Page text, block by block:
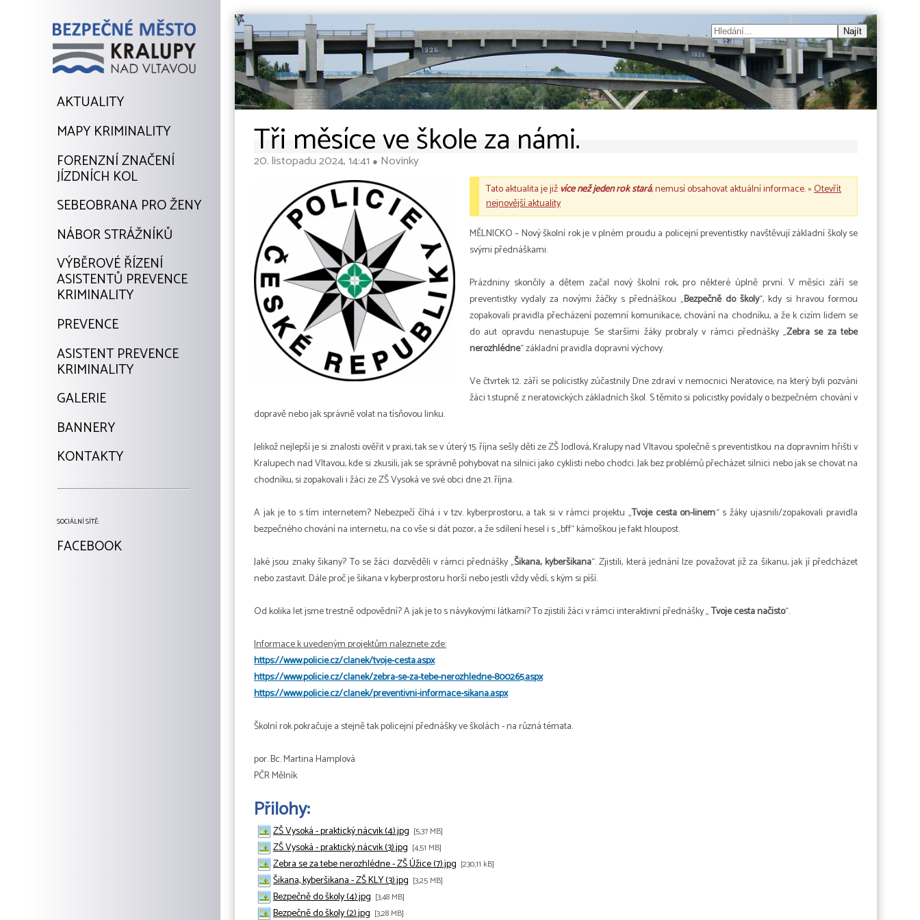
AKTUALITY
MAPY KRIMINALITY
FORENZNÍ ZNAČENÍ
JÍZDNÍCH KOL
SEBEOBRANA PRO ŽENY
NÁBOR STRÁŽNÍKŮ
VÝBĚROVÉ ŘÍZENÍ
ASISTENTŮ PREVENCE
KRIMINALITY
PREVENCE
ASISTENT PREVENCE
KRIMINALITY
GALERIE
BANNERY
KONTAKTY
SOCIÁLNÍ SÍTĚ:
FACEBOOK
Tři měsíce ve škole za námi.
20. listopadu 2024, 14:41 ● Novinky
Tato aktualita je jižvíce než jeden rok stará, nemusí obsahovat aktuální informace. »Otevřít
nejnovější aktuality
MĚLNICKO – Nový školní rok je v plném proudu a policejní preventistky navštěvují základní školy se
svými přednáškami.
Prázdniny skončily a dětem začal nový školní rok, pro některé úplně první. V měsíci září se
preventistky vydaly za novými žáčky s přednáškou „Bezpečně do školy“, kdy si hravou formou
zopakovali pravidla přecházení pozemní komunikace, chování na chodníku, a že k cizím lidem se
do aut opravdu nenastupuje. Se staršími žáky probraly v rámci přednášky „Zebra se za tebe
nerozhlédne“ základní pravidla dopravní výchovy.
Ve čtvrtek 12. září se policistky zúčastnily Dne zdraví v nemocnici Neratovice, na který byli pozváni
žáci 1.stupně z neratovických základních škol. S těmito si policistky povídaly o bezpečném chování v
dopravě nebo jak správně volat na tísňovou linku.
Jelikož nejlepší je si znalosti ověřit v praxi, tak se v úterý 15. října sešly děti ze ZŠ Jodlová, Kralupy nad Vltavou společně s preventistkou na dopravním hřišti v
Kralupech nad Vltavou, kde si zkusili, jak se správně pohybovat na silnici jako cyklisti nebo chodci. Jak bez problémů přecházet silnici nebo jak se chovat na
chodníku, si zopakovali i žáci ze ZŠ Vysoká ve své obci dne 21. října.
A jak je to s tím internetem? Nebezpečí číhá i v tzv. kyberprostoru, a tak si v rámci projektu „Tvoje cesta on-linem“ s žáky ujasnili/zopakovali pravidla
bezpečného chování na internetu, na co vše si dát pozor, a že sdílení hesel i s „bff“ kámoškou je fakt hloupost.
Jaké jsou znaky šikany? To se žáci dozvěděli v rámci přednášky „Šikana, kyberšikana“. Zjistili, která jednání lze považovat již za šikanu, jak jí předcházet
nebo zastavit. Dále proč je šikana v kyberprostoru horší nebo jestli vždy vědí, s kým si píší.
Od kolika let jsme trestně odpovědní? A jak je to s návykovými látkami? To zjistili žáci v rámci interaktivní přednášky „Tvoje cesta načisto“.
Informace k uvedeným projektům naleznete zde:
https://www.policie.cz/clanek/tvoje-cesta.aspx
https://www.policie.cz/clanek/zebra-se-za-tebe-nerozhledne-800265.aspx
https://www.policie.cz/clanek/preventivni-informace-sikana.aspx
Školní rok pokračuje a stejně tak policejní přednášky ve školách - na různá témata.
por. Bc. Martina Hamplová
PČR Mělník
Přílohy:
ZŠ Vysoká - praktický nácvik (4).jpg [5,37 MB]
ZŠ Vysoká - praktický nácvik (3).jpg [4,51 MB]
Zebra se za tebe nerozhlédne - ZŠ Úžice (7).jpg [230,11 kB]
Šikana, kyberšikana - ZŠ KLY (3).jpg [3,25 MB]
Bezpečně do školy (4).jpg [3,48 MB]
Bezpečně do školy (2).jpg [3,28 MB]